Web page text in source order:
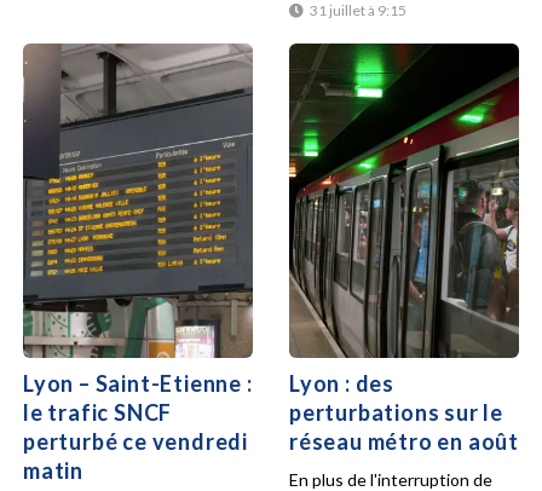
31 juillet à 9:15
Lyon – Saint-Etienne :
le trafic SNCF
perturbé ce vendredi
matin
Lyon : des
perturbations sur le
réseau métro en août
En plus de l'interruption de